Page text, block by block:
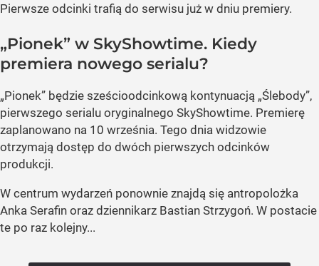
Pierwsze odcinki trafią do serwisu już w dniu premiery.
„Pionek” w SkyShowtime. Kiedy
premiera nowego serialu?
„Pionek” będzie sześcioodcinkową kontynuacją „Ślebody”,
pierwszego serialu oryginalnego SkyShowtime. Premierę
zaplanowano na 10 września. Tego dnia widzowie
otrzymają dostęp do dwóch pierwszych odcinków
produkcji.
W centrum wydarzeń ponownie znajdą się antropolożka
Anka Serafin oraz dziennikarz Bastian Strzygoń. W postacie
te po raz kolejny...